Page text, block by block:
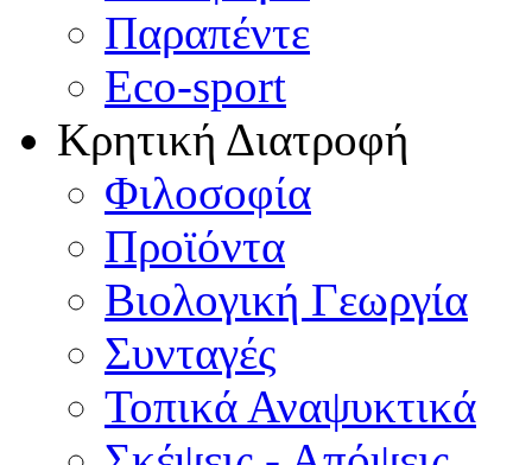
Παραπέντε
Eco-sport
Κρητική Διατροφή
Φιλοσοφία
Προϊόντα
Βιολογική Γεωργία
Συνταγές
Τοπικά Αναψυκτικά